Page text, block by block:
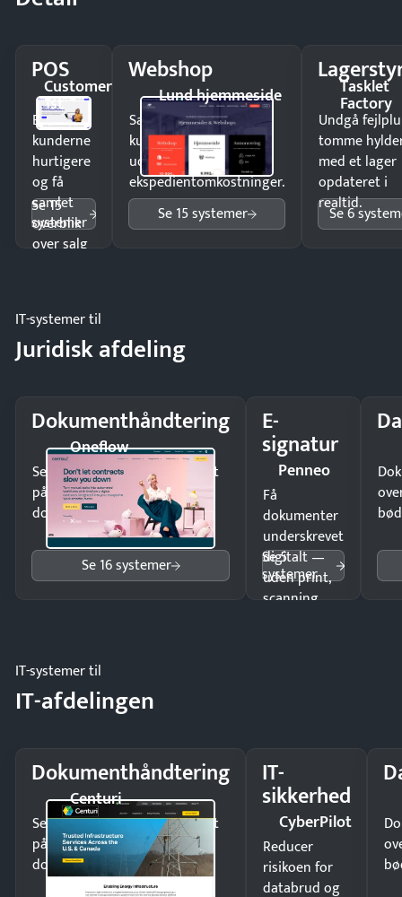
POS
Customer
1st
Ekspedér
kunderne
hurtigere
og få
samlet
overblik
over salg
Se 15
systemer
Webshop
Lund hjemmeside
Sælg produkter 24/7 til
kunder i hele landet
uden
ekspedientomkostninger.
Se 15 systemer
Tasklet
Factory
Undgå
tomme
med et lager
opdateret i
realtid.
Se 6
IT-systemer til
Juridisk afdeling
Dokumenthåndtering
Oneflow
Send kontrakter til underskrift
på minutter og mist ingen
dokumenter.
Se 16 systemer
E-
signatur
Penneo
Få
dokumenter
underskrevet
digitalt —
uden print,
scanning
Se 5
systemer
IT-systemer til
IT-afdelingen
Dokumenthåndtering
Centuri
Send kontrakter til underskrift
på minutter og mist ingen
dokumenter.
IT-
sikkerhed
CyberPilot
Reducer
risikoen for
databrud og